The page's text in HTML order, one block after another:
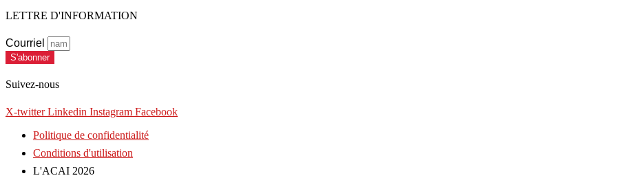
LETTRE D'INFORMATION
Courriel
S'abonner
Suivez-nous
X-twitter Linkedin Instagram Facebook
Politique de confidentialité
Conditions d'utilisation
L'ACAI 2026